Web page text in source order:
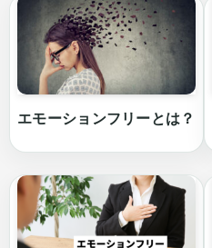
エモーションフリーとは？